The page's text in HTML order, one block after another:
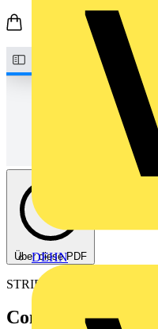
DEHN
Über diese PDF
STRIEBEL & JOHN
ComfortLine